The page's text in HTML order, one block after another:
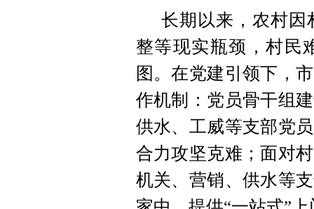
长期以来，农村因
整等现实瓶颈，村民
图。在党建引领下，
作机制：党员骨干组
供水、工威等支部党
合力攻坚克难；面对
机关、营销、供水等